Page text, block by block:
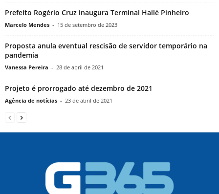
Prefeito Rogério Cruz inaugura Terminal Hailé Pinheiro
Marcelo Mendes - 15 de setembro de 2023
Proposta anula eventual rescisão de servidor temporário na
pandemia
Vanessa Pereira - 28 de abril de 2021
Projeto é prorrogado até dezembro de 2021
Agência de notícias - 23 de abril de 2021